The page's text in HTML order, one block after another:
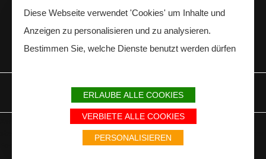
PRESSE FACHLEUTE
Avec le soutien du Fonds Européen de développement régional / Met
steun van het Europese Fonds voor Regionale Ontwikkeling / Europäischer
Fonds für Regionale Entwicklung
Diese Webseite verwendet 'Cookies' um Inhalte und
Anzeigen zu personalisieren und zu analysieren.
Bestimmen Sie, welche Dienste benutzt werden dürfen
ERLAUBE ALLE COOKIES
VERBIETE ALLE COOKIES
PERSONALISIEREN